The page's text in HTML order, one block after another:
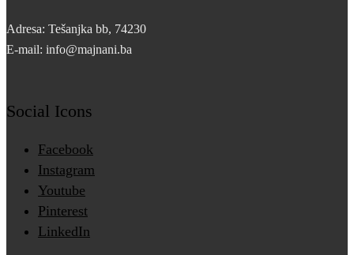
Adresa: Tešanjka bb, 74230
E-mail: info@majnani.ba
Social Icons
Facebook
Instagram
Youtube
Pinterest
LinkedIn